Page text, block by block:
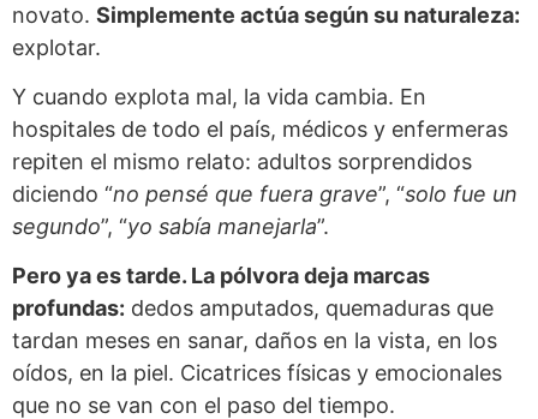
novato. Simplemente actúa según su naturaleza:
explotar.
Y cuando explota mal, la vida cambia. En
hospitales de todo el país, médicos y enfermeras
repiten el mismo relato: adultos sorprendidos
diciendo “no pensé que fuera grave”, “solo fue un
segundo”, “yo sabía manejarla”.
Pero ya es tarde. La pólvora deja marcas
profundas: dedos amputados, quemaduras que
tardan meses en sanar, daños en la vista, en los
oídos, en la piel. Cicatrices físicas y emocionales
que no se van con el paso del tiempo.